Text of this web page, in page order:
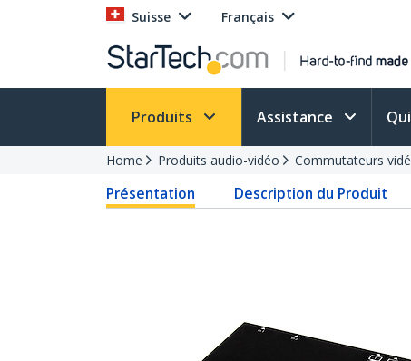
Suisse Français
Produits Assistance
Home Produits audio-vidéo Commutateurs
Présentation Description du Produit